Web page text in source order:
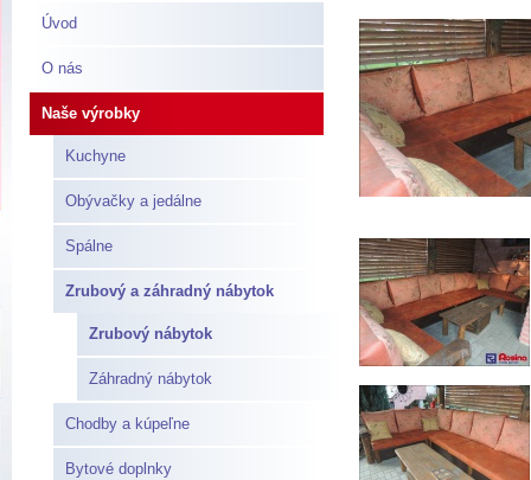
Úvod
O nás
Naše výrobky
Kuchyne
Obývačky a jedálne
Spálne
Zrubový a záhradný nábytok
Zrubový nábytok
Záhradný nábytok
Chodby a kúpeľne
Bytové doplnky